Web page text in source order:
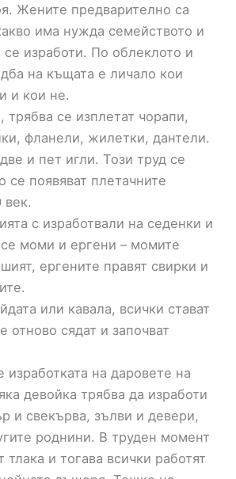
Жените предварително са
има нужда семейството и
се изработи. По облеклото и
на къщата е личало кои
и кои не.
трябва се изплетат чорапи,
фланели, жилетки, дантели.
и пет игли. Този труд се
се появяват плетачните
с изработвали на седенки и
моми и ергени – момите
ергените правят свирки и
или кавала, всички стават
отново сядат и започват
на даровете на
девойка трябва да изработи
и свекърва, зълви и девери,
роднини. В труден момент
тлака и тогава всички работят